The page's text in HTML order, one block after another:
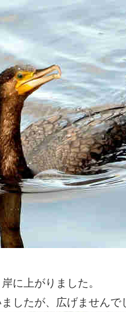
に上がりました。
したが、広げませんで